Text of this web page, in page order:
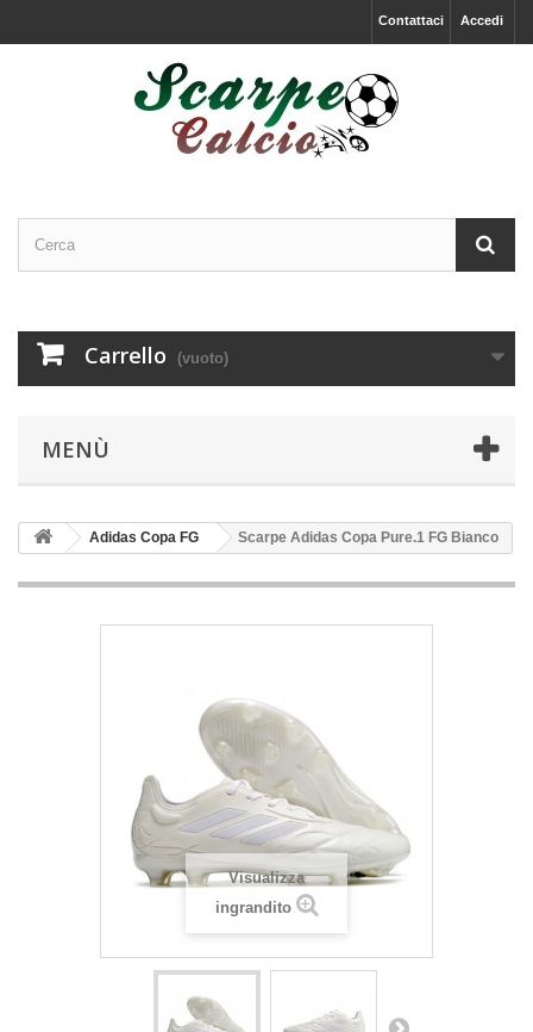
Accedi
Contattaci
Carrello (vuoto)
MENÙ
Adidas Copa FG Scarpe Adidas Copa Pure.1 FG Bianco
Visualizza
ingrandito